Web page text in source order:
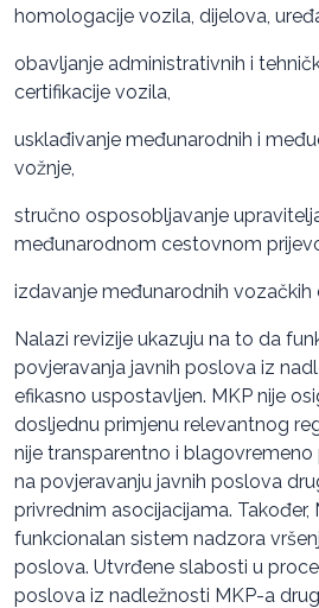
homologacije vozila, dijelova,
obavljanje administrativnih i
certifikacije vozila,
usklađivanje međunarodnih i
vožnje,
stručno osposobljavanje
međunarodnom cestovnom
izdavanje međunarodnih vozačkih
Nalazi revizije ukazuju na to da
povjeravanja javnih poslova iz
efikasno uspostavljen. MKP nije
dosljednu primjenu relevantnog
nije transparentno i
na povjeravanju javnih poslova
privrednim asocijacijama. Također,
funkcionalan sistem nadzora
poslova. Utvrđene slabosti u
poslova iz nadležnosti MKP-a